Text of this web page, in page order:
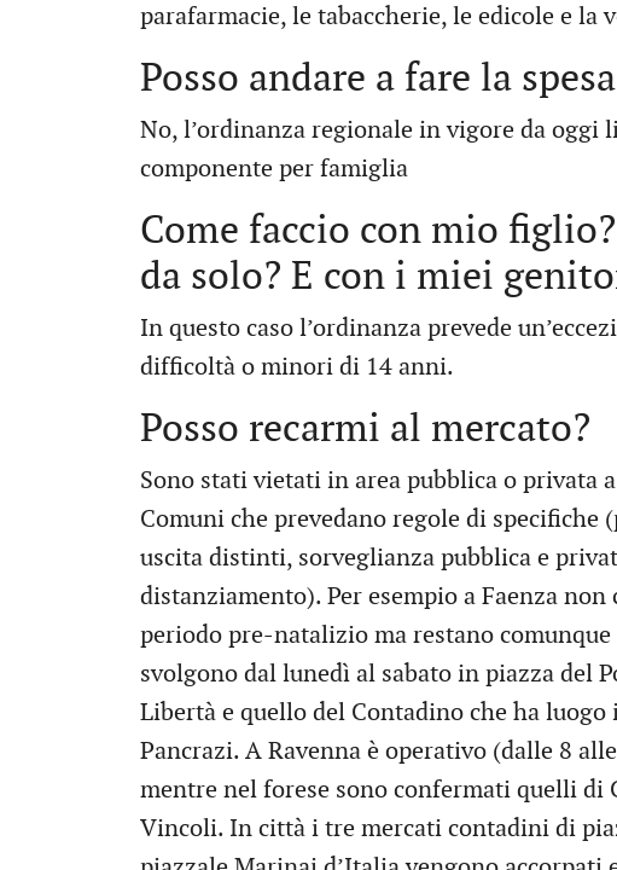
parafarmacie, le tabaccherie, le edicole e
Posso andare a fare la
No, l’ordinanza regionale in vigore da oggi
componente per famiglia
Come faccio con mio
da solo? E con i miei
In questo caso l’ordinanza prevede
difficoltà o minori di 14 anni.
Posso recarmi al mercato?
Sono stati vietati in area pubblica o privata
Comuni che prevedano regole di specifiche
uscita distinti, sorveglianza pubblica e
distanziamento). Per esempio a Faenza
periodo pre-natalizio ma restano
svolgono dal lunedì al sabato in piazza del
Libertà e quello del Contadino che ha
Pancrazi. A Ravenna è operativo (dalle 8
mentre nel forese sono confermati quelli di
Vincoli. In città i tre mercati contadini di